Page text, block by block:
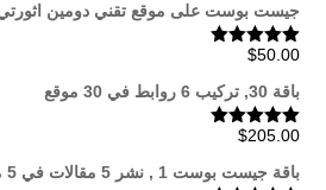
من
خلال
جيست بوست على موقع تقني دومين اثورتي 22 بيج اثورتي
تم التقييم
$50.00
باقة 30, تركيب 6 روابط في 30 موقع
تم التقييم
$205.00
باقة جيست بوست 1 , نشر 5 مقالات في 5 مواقع